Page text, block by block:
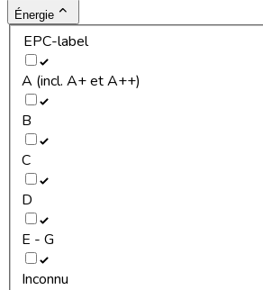
Énergie
EPC-label
A (incl. A+ et A++)
B
C
D
E - G
Inconnu